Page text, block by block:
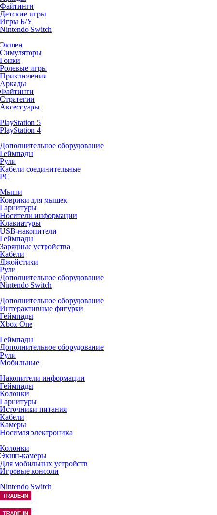
Файтинги
Детские игры
Игры Б/У
Nintendo Switch
Экшен
Симуляторы
Гонки
Ролевые игры
Приключения
Аркады
Файтинги
Стратегии
Аксессуары
PlayStation 5
PlayStation 4
Дополнительное оборудование
Геймпады
Рули
Кабели соединительные
PC
Мыши
Коврики для мышек
Гарнитуры
Носители информации
Клавиатуры
USB-накопители
Геймпады
Зарядные устройства
Кабели
Джойстики
Рули
Дополнительное оборудование
Nintendo Switch
Дополнительное оборудование
Интерактивные фигурки
Геймпады
Xbox One
Геймпады
Дополнительное оборудование
Рули
Мобильные
Накопители информации
Геймпады
Колонки
Гарнитуры
Источники питания
Кабели
Камеры
Носимая электроника
Колонки
Экшн-камеры
Для мобильных устройств
Игровые консоли
Nintendo Switch